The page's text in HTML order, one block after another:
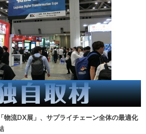
物流DX展」、サプライチェーン全体の最適化